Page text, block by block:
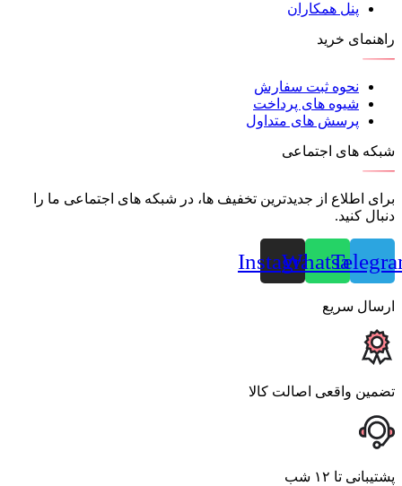
پنل همکاران
راهنمای خرید
نحوه ثبت سفارش
شیوه های پرداخت
پرسش های متداول
شبکه های اجتماعی
برای اطلاع از جدیدترین تخفیف ها، در شبکه های اجتماعی ما را
دنبال کنید.
Whatsapp
Instagram
ارسال سریع
تضمین واقعی اصالت کالا
پشتیبانی تا ۱۲ شب